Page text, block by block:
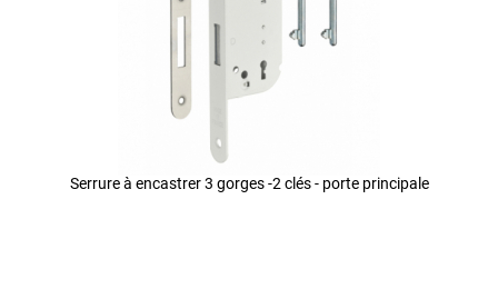
Serrure à encastrer 3 gorges -2 clés - porte principale